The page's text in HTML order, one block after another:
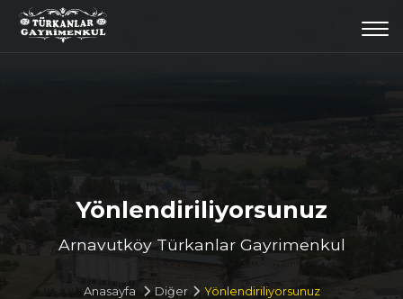
Yönlendiriliyorsunuz
Arnavutköy Türkanlar Gayrimenkul
Anasayfa Diğer Yönlendiriliyorsunuz